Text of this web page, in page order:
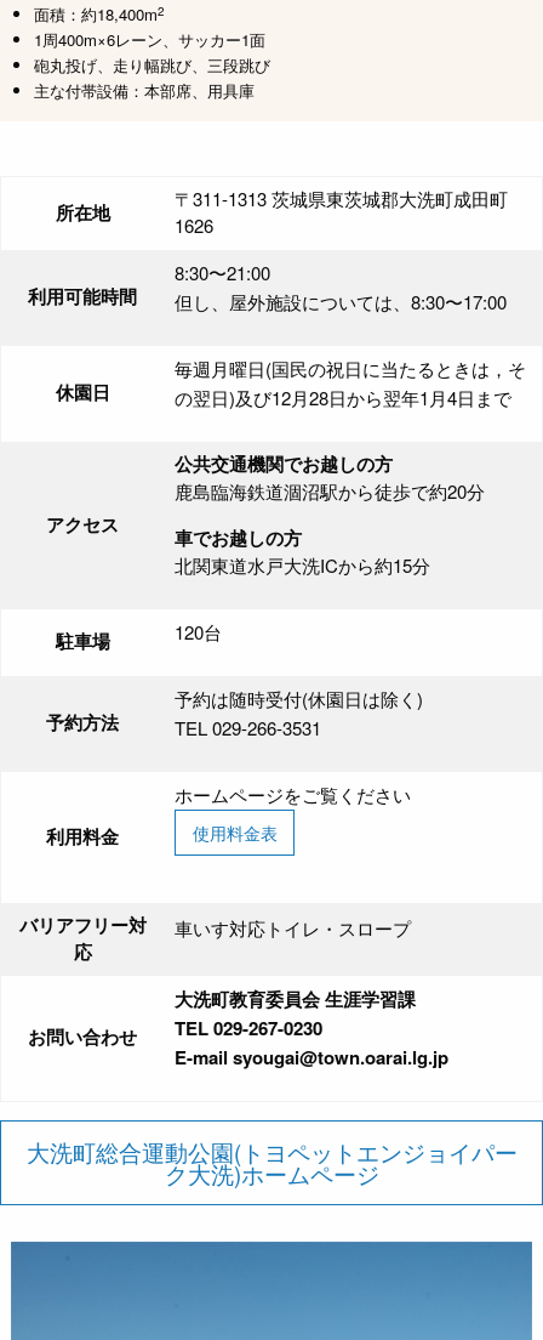
面積：約18,400m2
1周400m×6レーン、サッカー1面
砲丸投げ、走り幅跳び、三段跳び
主な付帯設備：本部席、用具庫
所在地
〒311-1313 茨城県東茨城郡大洗町成田町
1626
利用可能時間
8:30〜21:00
但し、屋外施設については、8:30〜17:00
休園日
毎週月曜日(国民の祝日に当たるときは，そ
の翌日)及び12月28日から翌年1月4日まで
アクセス
公共交通機関でお越しの方
鹿島臨海鉄道涸沼駅から徒歩で約20分
車でお越しの方
北関東道水戸大洗ICから約15分
駐車場 120台
予約方法
予約は随時受付(休園日は除く)
TEL 029-266-3531
利用料金
ホームページをご覧ください
使用料金表
バリアフリー対
応
車いす対応トイレ・スロープ
お問い合わせ
大洗町教育委員会 生涯学習課
TEL 029-267-0230
E-mail syougai@town.oarai.lg.jp
大洗町総合運動公園(トヨペットエンジョイパー
ク大洗)ホームページ